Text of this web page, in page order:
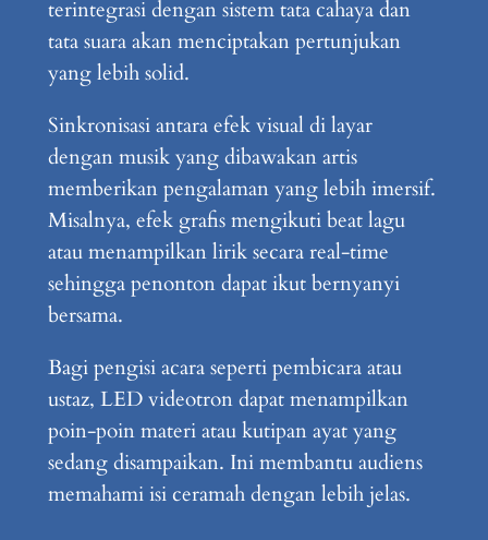
terintegrasi dengan sistem tata cahaya dan
tata suara akan menciptakan pertunjukan
yang lebih solid.
Sinkronisasi antara efek visual di layar
dengan musik yang dibawakan artis
memberikan pengalaman yang lebih imersif.
Misalnya, efek grafis mengikuti beat lagu
atau menampilkan lirik secara real-time
sehingga penonton dapat ikut bernyanyi
bersama.
Bagi pengisi acara seperti pembicara atau
ustaz, LED videotron dapat menampilkan
poin-poin materi atau kutipan ayat yang
sedang disampaikan. Ini membantu audiens
memahami isi ceramah dengan lebih jelas.